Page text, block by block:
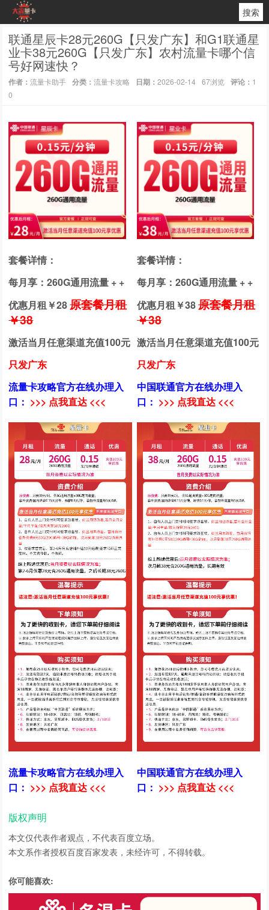
搜索
联通星辰卡28元260G【只发广东】和G1联通星
业卡38元260G【只发广东】农村流量卡哪个信
号好网速快？
作者：流量卡助手 分类：流量卡攻略 日期：2026-02-14 67浏览 评论： 1
0
套餐详情：
每月享：260G通用流量 + +
优惠月租￥28原套餐月租
￥38
激活当月任意渠道充值100元
只发广东
流量卡攻略官方在线办理入
口： >>> 点我直达 <<<
流量卡攻略官方在线办理入
口： >>> 点我直达 <<<
套餐详情：
每月享：260G通用流量 + +
优惠月租￥38原套餐月租
￥38
激活当月任意渠道充值100元
只发广东
中国联通官方在线办理入
口： >>> 点我直达 <<<
中国联通官方在线办理入
口： >>> 点我直达 <<<
版权声明
本文仅代表作者观点，不代表百度立场。
本文系作者授权百度百家发表，未经许可，不得转载。
你可能喜欢: